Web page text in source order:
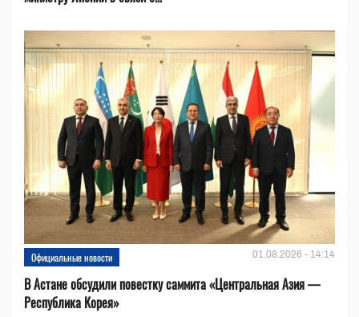
Официальные новости 01.08.2026 - 14:14
В Астане обсудили повестку саммита «Центральная Азия —
Республика Корея»